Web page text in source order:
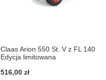
Claas Arion 550 St. V z FL 140
Edycja limitowana
516,00 zł